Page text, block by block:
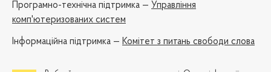
Програмно-технічна підтримка — Управління
комп'ютеризованих систем
Iнформаційна підтримка — Комітет з питань свободи слова